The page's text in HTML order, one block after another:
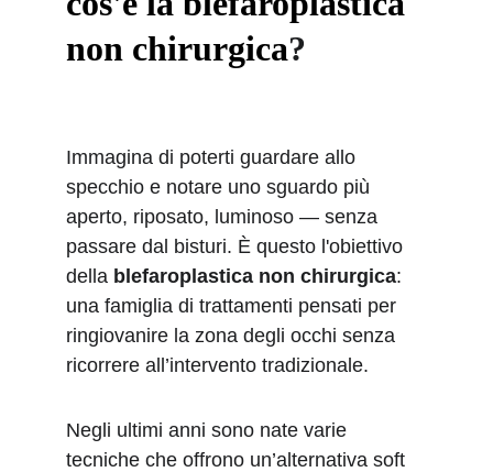
non chirurgica?
Immagina di poterti guardare allo
specchio e notare uno sguardo più
aperto, riposato, luminoso — senza
passare dal bisturi. È questo l'obiettivo
della blefaroplastica non chirurgica:
una famiglia di trattamenti pensati per
ringiovanire la zona degli occhi senza
ricorrere all’intervento tradizionale.
Negli ultimi anni sono nate varie
tecniche che offrono un’alternativa soft